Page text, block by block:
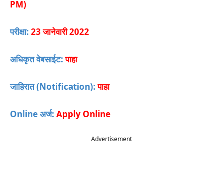
PM)
परीक्षा: 23 जानेवारी 2022
अधिकृत वेबसाईट:पाहा
जाहिरात (Notification):पाहा
Online अर्ज: Apply Online
Advertisement